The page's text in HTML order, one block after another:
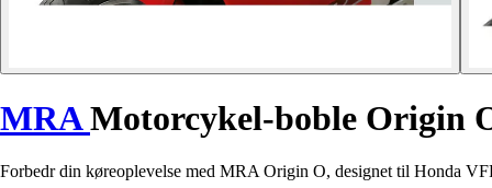
MRAMotorcykel-boble Origin
Forbedr din køreoplevelse med MRA Origin O, designet til Honda